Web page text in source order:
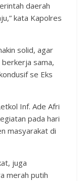
daerah
kata Kapolres
solid, agar
berkerja sama,
se Eks
Inf. Ade Afri
pada hari
masyarakat di
juga
merah putih